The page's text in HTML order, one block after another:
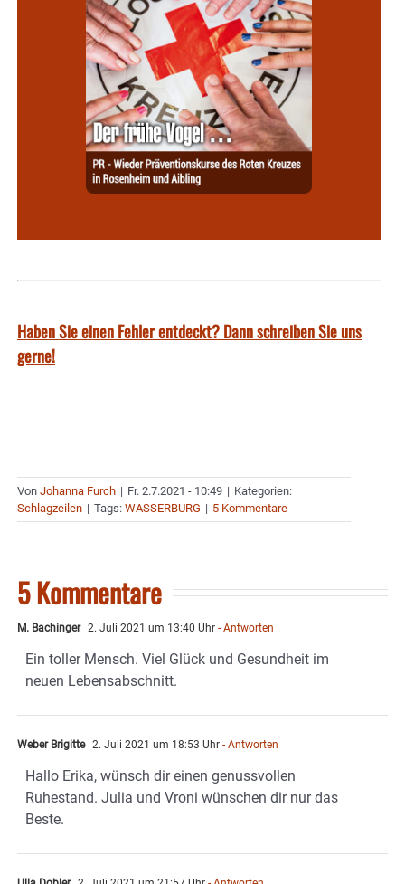
Haben Sie einen Fehler entdeckt? Dann schreiben Sie uns
gerne!
Von Johanna Furch | Fr. 2.7.2021 - 10:49 | Kategorien:
Schlagzeilen | Tags: WASSERBURG | 5 Kommentare
5 Kommentare
M. Bachinger 2. Juli 2021 um 13:40 Uhr - Antworten
Ein toller Mensch. Viel Glück und Gesundheit im
neuen Lebensabschnitt.
Weber Brigitte 2. Juli 2021 um 18:53 Uhr - Antworten
Hallo Erika, wünsch dir einen genussvollen
Ruhestand. Julia und Vroni wünschen dir nur das
Beste.